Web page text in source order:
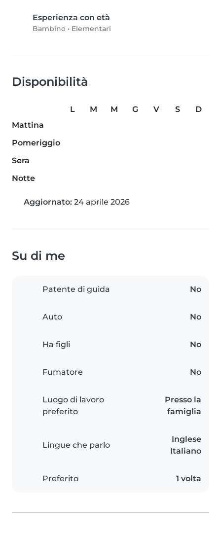
Esperienza con età
Bambino • Elementari
Disponibilità
L M M G V S
D
Mattina
Pomeriggio
Sera
Notte
Aggiornato: 24 aprile 2026
Su di me
Patente di guida No
Auto No
Ha figli No
Fumatore No
Luogo di lavoro
preferito
Presso la
famiglia
Lingue che parlo
Inglese
Italiano
Preferito 1 volta